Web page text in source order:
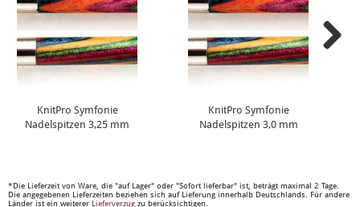
KnitPro Symfonie
Nadelspitzen 3,25 mm
KnitPro Symfonie
Nadelspitzen 3,0 mm
*Die Lieferzeit von Ware, die "auf Lager" oder "Sofort lieferbar" ist, beträgt maximal 2 Tage.
Die angegebenen Lieferzeiten beziehen sich auf Lieferung innerhalb Deutschlands. Für andere
Länder ist ein weiterer Lieferverzug zu berücksichtigen.